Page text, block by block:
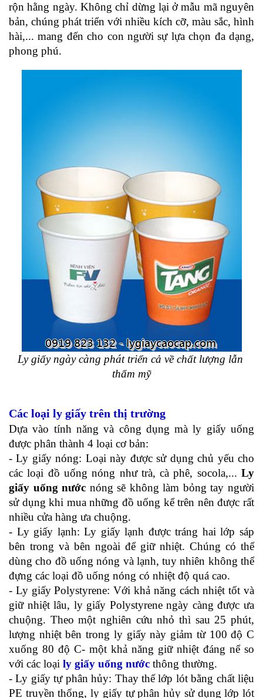
rộn hằng ngày. Không chỉ dừng lại ở mẫu mã nguyên
bản, chúng phát triển với nhiều kích cỡ, màu sắc, hình
hài,... mang đến cho con người sự lựa chọn đa dạng,
phong phú.
Ly giấy ngày càng phát triển cả về chất lượng lẫn
thẩm mỹ
Các loại ly giấy trên thị trường
Dựa vào tính năng và công dụng mà ly giấy uống
được phân thành 4 loại cơ bản:
- Ly giấy nóng: Loại này được sử dụng chủ yếu cho
các loại đồ uống nóng như trà, cà phê, socola,... Ly
giấy uống nước nóng sẽ không làm bỏng tay người
sử dụng khi mua những đồ uống kể trên nên được rất
nhiều cửa hàng ưa chuộng.
- Ly giấy lạnh: Ly giấy lạnh được tráng hai lớp sáp
bên trong và bên ngoài để giữ nhiệt. Chúng có thể
dùng cho đồ uống nóng và lạnh, tuy nhiên không thể
đựng các loại đồ uống nóng có nhiệt độ quá cao.
- Ly giấy Polystyrene: Với khả năng cách nhiệt tốt và
giữ nhiệt lâu, ly giấy Polystyrene ngày càng được ưa
chuộng. Theo một nghiên cứu nhỏ thì sau 25 phút,
lượng nhiệt bên trong ly giấy này giảm từ 100 độ C
xuống 80 độ C- một khả năng giữ nhiệt đáng nể so
với các loại ly giấy uống nước thông thường.
- Ly giấy tự phân hủy: Thay thế lớp lót bằng chất liệu
PE truyền thống, ly giấy tự phân hủy sử dụng lớp lót